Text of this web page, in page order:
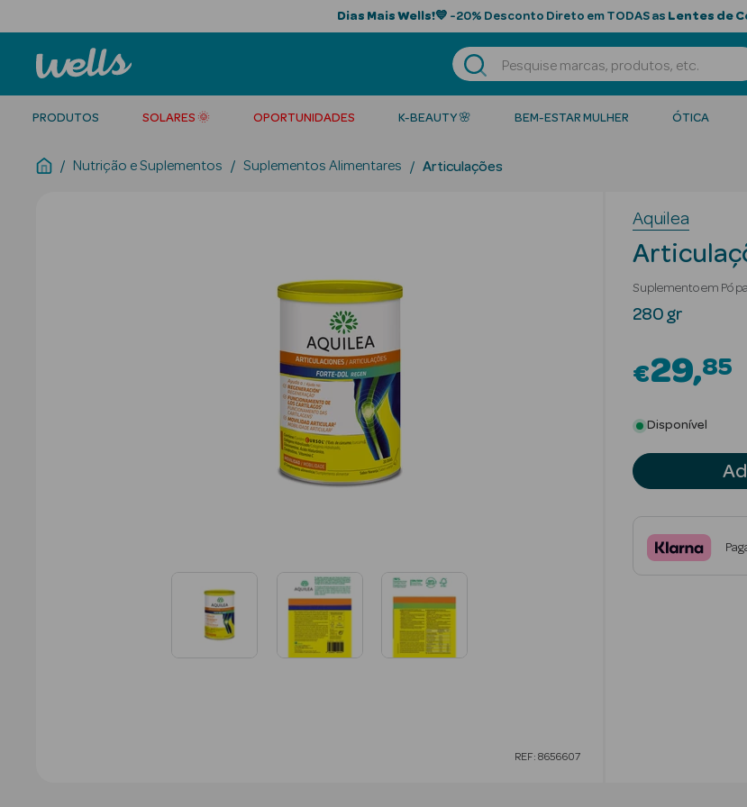
Dias Mais Wells!💙 -20% Desconto Direto em TODAS as Lentes de
PRODUTOS SOLARES 🌞 OPORTUNIDADES K-BEAUTY 🌸 BEM-ESTAR MULHER ÓTICA
Nutrição e Suplementos Suplementos Alimentares Articulações
REF: 8656607
Aquilea
Suplemento em Pó
280 gr
€29 85
Disponível